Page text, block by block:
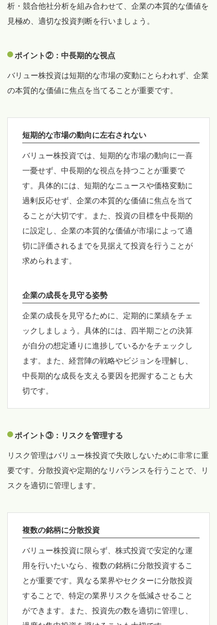
析・競合他社分析を組み合わせて、企業の本質的な価値を
見極め、適切な投資判断を行いましょう。
ポイント②：中長期的な視点
バリュー株投資は短期的な市場の変動にとらわれず、企業
の本質的な価値に焦点を当てることが重要です。
短期的な市場の動向に左右されない
バリュー株投資では、短期的な市場の動向に一喜
一憂せず、中長期的な視点を持つことが重要で
す。具体的には、短期的なニュースや価格変動に
過剰反応せず、企業の本質的な価値に焦点を当て
ることが大切です。また、投資の目標を中長期的
に設定し、企業の本質的な価値が市場によって適
切に評価されるまでを見据えて投資を行うことが
求められます。
企業の成長を見守る姿勢
企業の成長を見守るために、定期的に業績をチェ
ックしましょう。具体的には、四半期ごとの決算
が自分の想定通りに進捗しているかをチェックし
ます。また、経営陣の戦略やビジョンを理解し、
中長期的な成長を支える要因を把握することも大
切です。
ポイント③：リスクを管理する
リスク管理はバリュー株投資で失敗しないために非常に重
要です。分散投資や定期的なリバランスを行うことで、リ
スクを適切に管理します。
複数の銘柄に分散投資
バリュー株投資に限らず、株式投資で安定的な運
用を行いたいなら、複数の銘柄に分散投資するこ
とが重要です。異なる業界やセクターに分散投資
することで、特定の業界リスクを低減させること
ができます。また、投資先の数を適切に管理し、